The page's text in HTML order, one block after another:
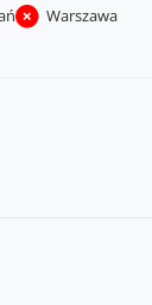
Warszawa